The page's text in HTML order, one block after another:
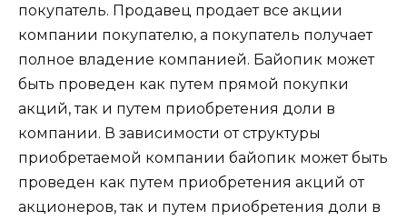
покупатель. Продавец продает все акции
компании покупателю, а покупатель получает
полное владение компанией. Байопик может
быть проведен как путем прямой покупки
акций, так и путем приобретения доли в
компании. В зависимости от структуры
приобретаемой компании байопик может быть
проведен как путем приобретения акций от
акционеров, так и путем приобретения доли в